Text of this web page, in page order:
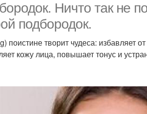
Ничто так не
подбородок.
поистине творит чудеса:
кожу лица, повышает тонус и